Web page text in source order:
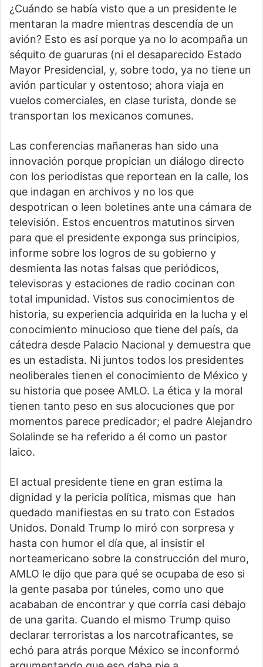
¿Cuándo se había visto que a un presidente le
mentaran la madre mientras descendía de un
avión? Esto es así porque ya no lo acompaña un
séquito de guaruras (ni el desaparecido Estado
Mayor Presidencial, y, sobre todo, ya no tiene un
avión particular y ostentoso; ahora viaja en
vuelos comerciales, en clase turista, donde se
transportan los mexicanos comunes.
Las conferencias mañaneras han sido una
innovación porque propician un diálogo directo
con los periodistas que reportean en la calle, los
que indagan en archivos y no los que
despotrican o leen boletines ante una cámara de
televisión. Estos encuentros matutinos sirven
para que el presidente exponga sus principios,
informe sobre los logros de su gobierno y
desmienta las notas falsas que periódicos,
televisoras y estaciones de radio cocinan con
total impunidad. Vistos sus conocimientos de
historia, su experiencia adquirida en la lucha y el
conocimiento minucioso que tiene del país, da
cátedra desde Palacio Nacional y demuestra que
es un estadista. Ni juntos todos los presidentes
neoliberales tienen el conocimiento de México y
su historia que posee AMLO. La ética y la moral
tienen tanto peso en sus alocuciones que por
momentos parece predicador; el padre Alejandro
Solalinde se ha referido a él como un pastor
laico.
El actual presidente tiene en gran estima la
dignidad y la pericia política, mismas que han
quedado manifiestas en su trato con Estados
Unidos. Donald Trump lo miró con sorpresa y
hasta con humor el día que, al insistir el
norteamericano sobre la construcción del muro,
AMLO le dijo que para qué se ocupaba de eso si
la gente pasaba por túneles, como uno que
acababan de encontrar y que corría casi debajo
de una garita. Cuando el mismo Trump quiso
declarar terroristas a los narcotraficantes, se
echó para atrás porque México se inconformó